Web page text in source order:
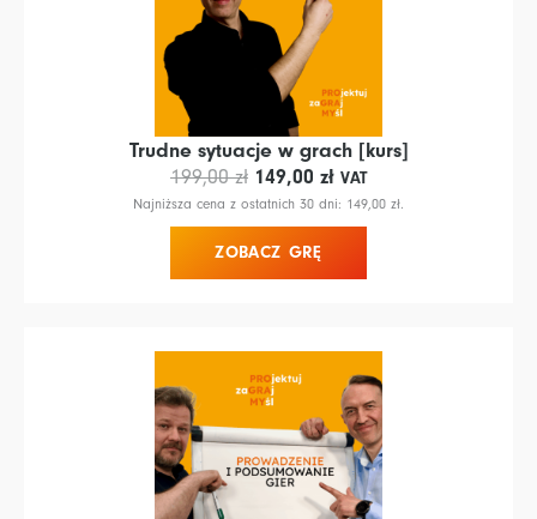
Trudne sytuacje w grach [kurs]
199,00zł Pierwotna
cena
wynosiła:
199,00 zł.
149,00 złAktualna
cena
wynosi:
VAT
Najniższa cena z ostatnich 30 dni: 149,00 zł.
ZOBACZ GRĘ